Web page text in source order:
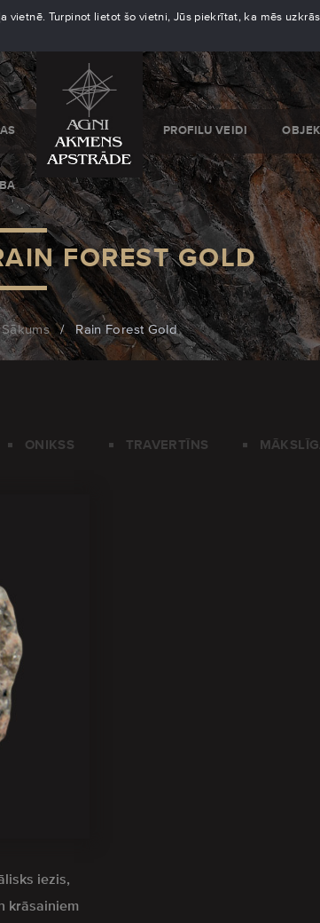
Turpinot lietot šo vietni, Jūs piekrītat, ka mēs
PROFILU VEIDI
FOREST GOLD
Sākums / Rain Forest Gold
ONIKSS TRAVERTĪNS
iezis,
krāsainiem